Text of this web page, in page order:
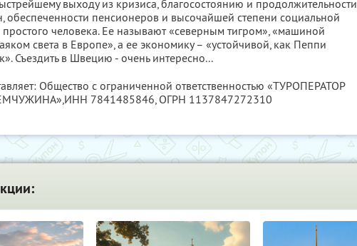
выходу из кризиса, благосостоянию и продолжительности
обеспеченности пенсионеров и высочайшей степени социальной
человека. Ее называют «северным тигром», «машиной
света в Европе», а ее экономику – «устойчивой, как Пеппи
Съездить в Швецию - очень интересно...
Общество с ограниченной ответственностью «ТУРОПЕРАТОР
ИНН 7841485846, ОГРН 1137847272310